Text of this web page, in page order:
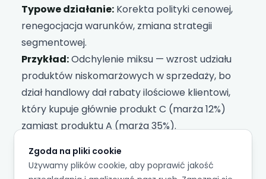
Typowe działanie: Korekta polityki cenowej,
renegocjacja warunków, zmiana strategii
segmentowej.
Przykład:Odchylenie miksu — wzrost udziału
produktów niskomarżowych w sprzedaży, bo
dział handlowy dał rabaty ilościowe klientowi,
który kupuje głównie produkt C (marża 12%)
zamiast produktu A (marża 35%).
3. Przyczyny zewnętrzne
Zgoda na pliki cookie
Używamy plików cookie, aby poprawić jakość